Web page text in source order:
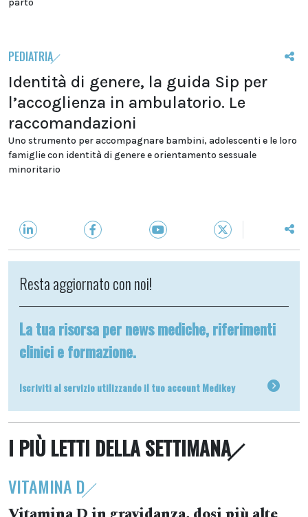
parto
PEDIATRIA
Identità di genere, la guida Sip per
l’accoglienza in ambulatorio. Le
raccomandazioni
Uno strumento per accompagnare bambini, adolescenti e le loro
famiglie con identità di genere e orientamento sessuale
minoritario
Resta aggiornato con noi!
La tua risorsa per news mediche, riferimenti
clinici e formazione.
Iscriviti al servizio utilizzando il tuo account Medikey
I PIÙ LETTI DELLA SETTIMANA
VITAMINA D